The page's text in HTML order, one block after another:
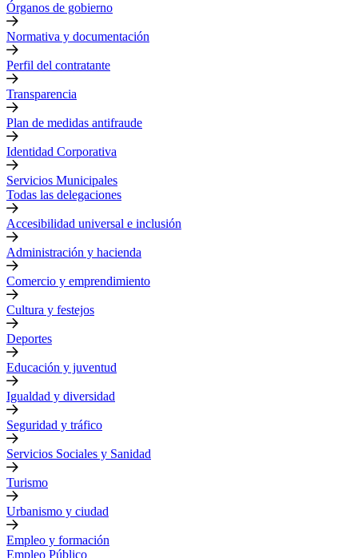
Órganos de gobierno
Normativa y documentación
Perfil del contratante
Transparencia
Plan de medidas antifraude
Identidad Corporativa
Servicios Municipales
Todas las delegaciones
Accesibilidad universal e inclusión
Administración y hacienda
Comercio y emprendimiento
Cultura y festejos
Deportes
Educación y juventud
Igualdad y diversidad
Seguridad y tráfico
Servicios Sociales y Sanidad
Turismo
Urbanismo y ciudad
Empleo y formación
Empleo Público